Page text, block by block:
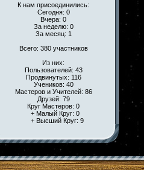
К нам присоединились:
Сегодня: 0
Вчера: 0
За неделю: 0
За месяц: 1
Всего: 380 участников
Из них:
Пользователей: 43
Продвинутых: 116
Учеников: 40
Мастеров и Учителей: 86
Друзей: 79
Круг Мастеров: 0
+ Малый Круг: 0
+ Высший Круг: 9